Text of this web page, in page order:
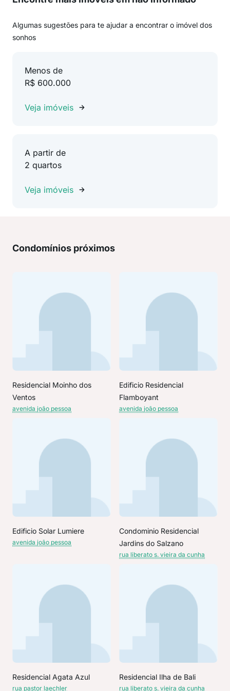
Algumas sugestões para te ajudar a encontrar o imóvel dos
sonhos
Menos de
R$ 600.000
Veja imóveis
A partir de
2 quartos
Veja imóveis
Condomínios próximos
Residencial Moinho dos
Ventos
avenida joão pessoa
Edificio Residencial
Flamboyant
avenida joão pessoa
Edificio Solar Lumiere
avenida joão pessoa
Condominio Residencial
Jardins do Salzano
rua liberato s. vieira da cunha
Residencial Agata Azul
rua pastor laechler
Residencial Ilha de Bali
rua liberato s. vieira da cunha